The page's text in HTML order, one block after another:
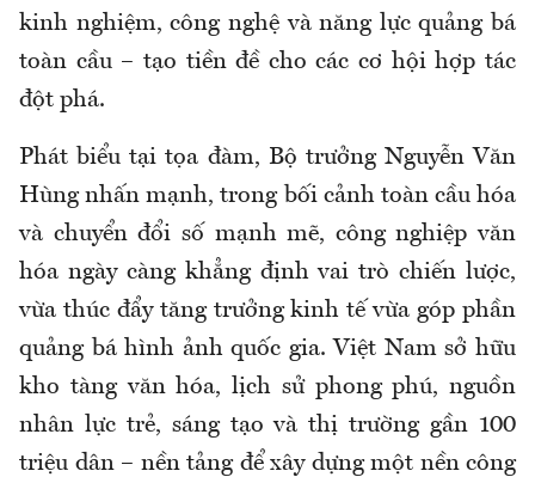
kinh nghiệm, công nghệ và năng lực quảng bá
toàn cầu – tạo tiền đề cho các cơ hội hợp tác
đột phá.
Phát biểu tại tọa đàm, Bộ trưởng Nguyễn Văn
Hùng nhấn mạnh, trong bối cảnh toàn cầu hóa
và chuyển đổi số mạnh mẽ, công nghiệp văn
hóa ngày càng khẳng định vai trò chiến lược,
vừa thúc đẩy tăng trưởng kinh tế vừa góp phần
quảng bá hình ảnh quốc gia. Việt Nam sở hữu
kho tàng văn hóa, lịch sử phong phú, nguồn
nhân lực trẻ, sáng tạo và thị trường gần 100
triệu dân – nền tảng để xây dựng một nền công